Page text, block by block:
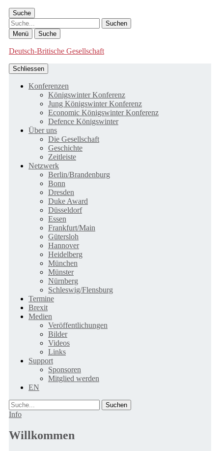
Suche
Suche
Menü Suche
Deutsch-Britische Gesellschaft
Schliessen
Konferenzen
Königswinter Konferenz
Jung Königswinter Konferenz
Economic Königswinter Konferenz
Defence Königswinter
Über uns
Die Gesellschaft
Geschichte
Zeitleiste
Netzwerk
Berlin/Brandenburg
Bonn
Dresden
Duke Award
Düsseldorf
Essen
Frankfurt/Main
Gütersloh
Hannover
Heidelberg
München
Münster
Nürnberg
Schleswig/Flensburg
Termine
Brexit
Medien
Veröffentlichungen
Bilder
Videos
Links
Support
Sponsoren
Mitglied werden
EN
Suche
Info
Willkommen